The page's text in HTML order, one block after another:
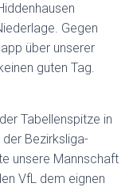
Gegen
über unserer
guten Tag.
Tabellenspitze in
Bezirksliga-
unsere Mannschaft
VfL dem eignen